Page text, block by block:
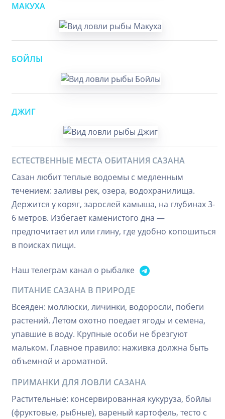
МАКУХА
БОЙЛЫ
ДЖИГ
ЕСТЕСТВЕННЫЕ МЕСТА ОБИТАНИЯ САЗАНА
Сазан любит теплые водоемы с медленным
течением: заливы рек, озера, водохранилища.
Держится у коряг, зарослей камыша, на глубинах 3-
6 метров. Избегает каменистого дна —
предпочитает ил или глину, где удобно копошиться
в поисках пищи.
Наш телеграм канал о рыбалке
ПИТАНИЕ САЗАНА В ПРИРОДЕ
Всеяден: моллюски, личинки, водоросли, побеги
растений. Летом охотно поедает ягоды и семена,
упавшие в воду. Крупные особи не брезгуют
мальком. Главное правило: наживка должна быть
объемной и ароматной.
ПРИМАНКИ ДЛЯ ЛОВЛИ САЗАНА
Растительные: консервированная кукуруза, бойлы
(фруктовые, рыбные), вареный картофель, тесто с